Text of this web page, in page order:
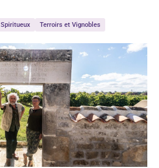
Spiritueux Terroirs et Vignobles